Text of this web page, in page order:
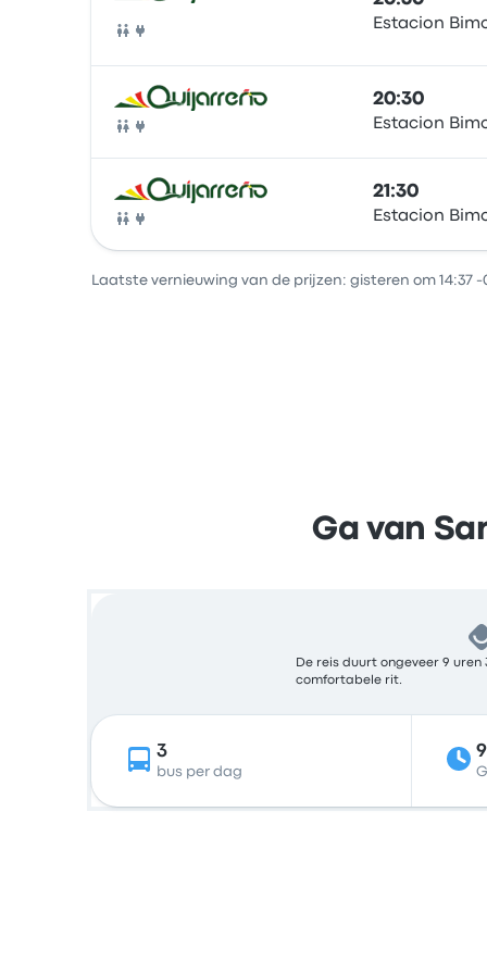
Bus
Estacion
Bus
20:30
Estacion
Bus
21:30
Estacion
Laatste vernieuwing van de prijzen: gisteren om 14:37 -
Ga van
De reis duurt ongeveer 9
comfortabele rit.
3
bus per dag